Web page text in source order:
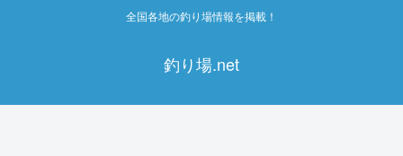
全国各地の釣り場情報を掲載！
釣り場.net